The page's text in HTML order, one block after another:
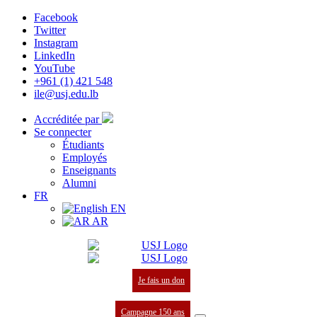
Facebook
Twitter
Instagram
LinkedIn
YouTube
+961 (1) 421 548
ile@usj.edu.lb
Accréditée par
Se connecter
Étudiants
Employés
Enseignants
Alumni
FR
EN
AR
Je fais un don
Campagne 150 ans